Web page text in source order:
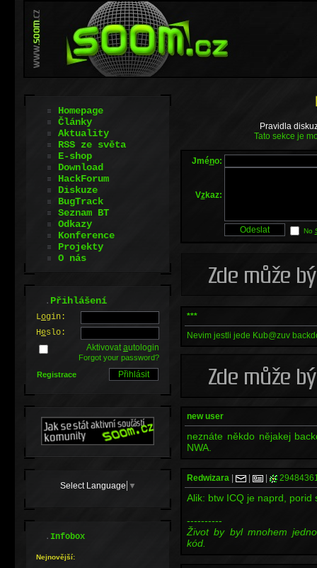
Pravidla
Tato sekce je
Jméno:
Vzkaz:
No
***
Nevim jestli jede Kub@zuv
new user
neznáte někdo nějakej
NWA.
Redwizara
Alik: btw ICQ je naprd, porid
----------
Život by byl mnohem
kód.
Homepage
Články
Aktuality
RSS ze světa
E-shop
Download
HackForum
Diskuze
BugTrack
Seznam BT
Odkazy
Konference
Projekty
O nás
.Přihlášení
Login:
Heslo:
Aktivovatautologin
Forgot your password?
Registrace
Select Language ▼
.Infobox
Nejnovější: